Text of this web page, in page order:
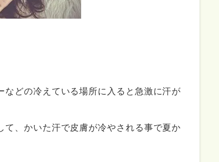
どの冷えている場所に入ると急激に汗が
、かいた汗で皮膚が冷やされる事で夏か